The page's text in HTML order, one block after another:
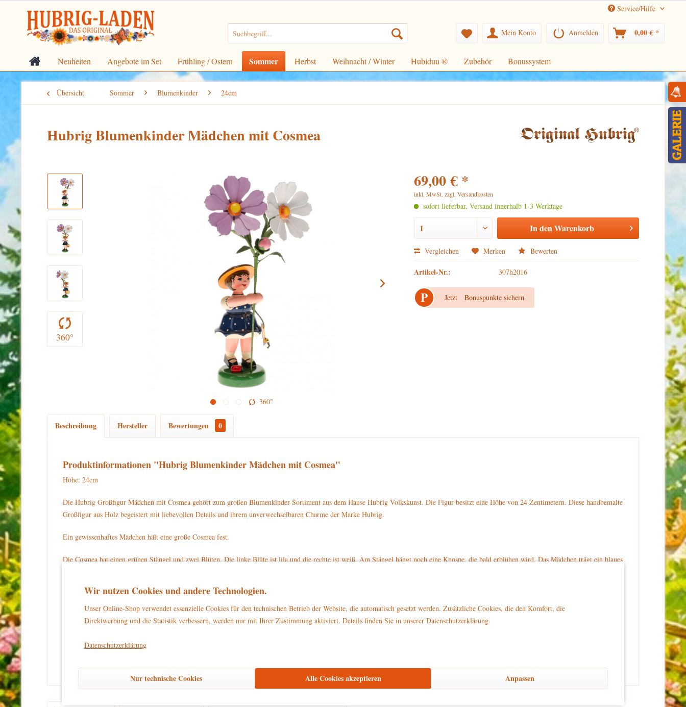
Service/Hilfe
Mein Konto Anmelden 0,00 € *
Neuheiten Angebote im Set Frühling / Ostern Sommer Herbst Weihnacht / Winter Hubiduu ® Zubehör Bonussystem
Übersicht Sommer Blumenkinder 24cm
Hubrig Blumenkinder Mädchen mit Cosmea
360°
360°
69,00 € *
inkl. MwSt.zzgl. Versandkosten
sofort lieferbar, Versand innerhalb 1-3 Werktage
In denWarenkorb
Vergleichen Merken Bewerten
Artikel-Nr.: 307h2016
P Jetzt Bonuspunkte sichern
Beschreibung Hersteller Bewertungen 0
Produktinformationen "Hubrig Blumenkinder Mädchen mit Cosmea"
Höhe: 24cm
Die Hubrig Großfigur Mädchen mit Cosmea gehört zum großen Blumenkinder-Sortiment aus dem Hause Hubrig Volkskunst. Die Figur besitzt eine Höhe von 24 Zentimetern. Diese handbemalte
Großfigur aus Holz begeistert mit liebevollen Details und ihrem unverwechselbaren Charme der Marke Hubrig.
Ein gewissenhaftes Mädchen hält eine große Cosmea fest.
Die Cosmea hat einen grünen Stängel und zwei Blüten. Die linke Blüte ist lila und die rechte ist weiß. Am Stängel hängt noch eine Knospe, die bald erblühen wird. Das Mädchen trägt ein blaues
Für Ihre Sammlung können Sie die Hubrig Großfigur Mädchen mit Cosmea mit der Artikelnummer 307h2016 direkt auf www.hubrig-laden.de bestellen.
Dieses Produkt ist kein Spielzeug
Wir nutzen Cookies und andere Technologien.
Unser Online-Shop verwendet essenzielle Cookies für den technischen Betrieb der Website, die automatisch gesetzt werden. Zusätzliche Cookies, die den Komfort, die
Direktwerbung und die Statistik verbessern, werden nur mit Ihrer Zustimmung aktiviert. Details finden Sie in unserer Datenschutzerklärung.
Datenschutzerklärung
Nur technische Cookies Alle Cookies akzeptieren Anpassen